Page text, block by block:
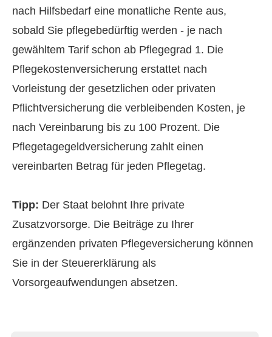
nach Hilfsbedarf eine monatliche Rente aus,
sobald Sie pflegebedürftig werden - je nach
gewähltem Tarif schon ab Pflegegrad 1. Die
Pflegekostenversicherung erstattet nach
Vorleistung der gesetzlichen oder privaten
Pflichtversicherung die verbleibenden Kosten, je
nach Vereinbarung bis zu 100 Prozent. Die
Pflegetagegeldversicherung zahlt einen
vereinbarten Betrag für jeden Pflegetag.
Tipp: Der Staat belohnt Ihre private
Zusatzvorsorge. Die Beiträge zu Ihrer
ergänzenden privaten Pflege­ver­si­che­rung können
Sie in der Steuererklärung als
Vorsorgeaufwendungen absetzen.